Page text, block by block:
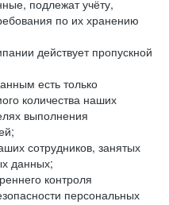
подлежат учёту,
по их хранению
действует пропускной
есть только
количества наших
выполнения
сотрудников, занятых
данных;
контроля
персональных